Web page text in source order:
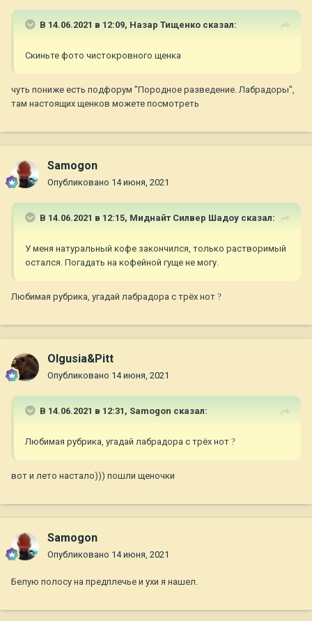
В 14.06.2021 в 12:09, Назар Тищенко сказал:
Скиньте фото чистокровного щенка
чуть пониже есть подфорум "Породное разведение. Лабрадоры",
там настоящих щенков можете посмотреть
Samogon
Опубликовано 14 июня, 2021
В 14.06.2021 в 12:15, Миднайт Силвер Шадоу сказал:
У меня натуральный кофе закончился, только растворимый
остался. Погадать на кофейной гуще не могу.
Любимая рубрика, угадай лабрадора с трёх нот ?
Olgusia&Pitt
Опубликовано 14 июня, 2021
В 14.06.2021 в 12:31, Samogon сказал:
Любимая рубрика, угадай лабрадора с трёх нот ?
вот и лето настало))) пошли щеночки
Samogon
Опубликовано 14 июня, 2021
Белую полосу на предплечье и ухи я нашел.